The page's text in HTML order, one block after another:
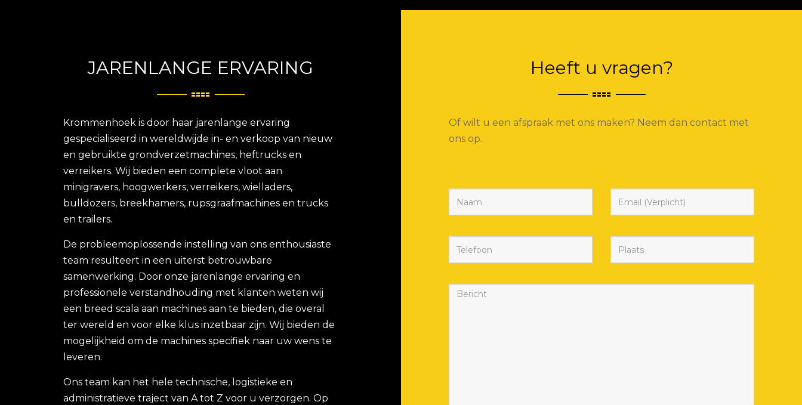
JARENLANGE ERVARING
Krommenhoek is door haar jarenlange ervaring
gespecialiseerd in wereldwijde in- en verkoop van nieuw
en gebruikte grondverzetmachines, heftrucks en
verreikers. Wij bieden een complete vloot aan
minigravers, hoogwerkers, verreikers, wielladers,
bulldozers, breekhamers, rupsgraafmachines en trucks
en trailers.
De probleemoplossende instelling van ons enthousiaste
team resulteert in een uiterst betrouwbare
samenwerking. Door onze jarenlange ervaring en
professionele verstandhouding met klanten weten wij
een breed scala aan machines aan te bieden, die overal
ter wereld en voor elke klus inzetbaar zijn. Wij bieden de
mogelijkheid om de machines specifiek naar uw wens te
leveren.
Ons team kan het hele technische, logistieke en
administratieve traject van A tot Z voor u verzorgen. Op
Heeft u vragen?
Of wilt u een afspraak met ons maken? Neem dan contact met
ons op.